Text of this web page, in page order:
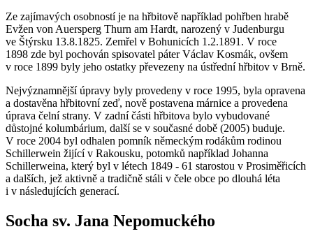
Ze zajímavých osobností je na hřbitově například pohřben hrabě
Evžen von Auersperg Thurn am Hardt, narozený v Judenburgu
ve Štýrsku 13.8.1825. Zemřel v Bohunicích 1.2.1891. V roce
1898 zde byl pochován spisovatel páter Václav Kosmák, ovšem
v roce 1899 byly jeho ostatky převezeny na ústřední hřbitov v Brně.
Nejvýznamnější úpravy byly provedeny v roce 1995, byla opravena
a dostavěna hřbitovní zeď, nově postavena márnice a provedena
úprava čelní strany. V zadní části hřbitova bylo vybudované
důstojné kolumbárium, další se v současné době (2005) buduje.
V roce 2004 byl odhalen pomník německým rodákům rodinou
Schillerwein žijící v Rakousku, potomků například Johanna
Schillerweina, který byl v létech 1849 - 61 starostou v Prosiměřicích
a dalších, jež aktivně a tradičně stáli v čele obce po dlouhá léta
i v následujících generací.
Socha sv. Jana Nepomuckého